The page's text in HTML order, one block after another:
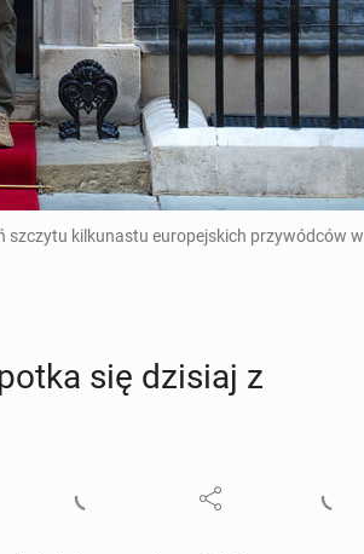
szczytu kilkunastu europejskich przywódców w
się dzisiaj z